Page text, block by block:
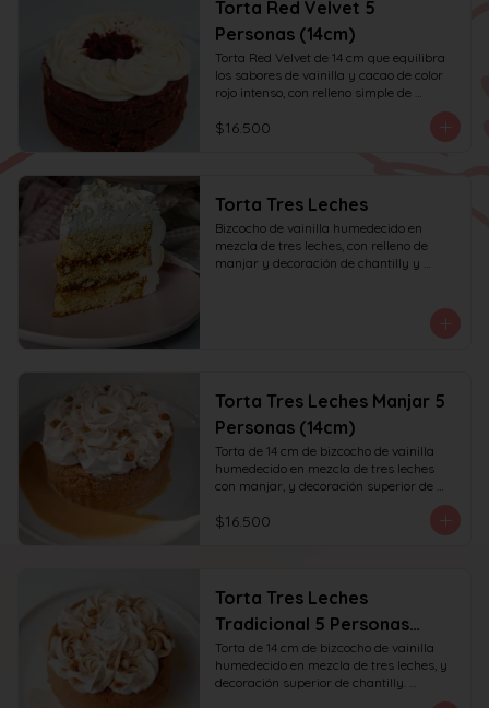
Torta Red Velvet 5
Personas (14cm)
Torta Red Velvet de 14 cm que equilibra
los sabores de vainilla y cacao de color
rojo intenso, con relleno simple de
solo en la parte superior. Recomendada
$16.500
Torta Tres Leches
Bizcocho de vainilla humedecido en
mezcla de tres leches, con relleno de
manjar y decoración de chantilly y
Torta Tres Leches Manjar 5
Personas (14cm)
Torta de 14 cm de bizcocho de vainilla
humedecido en mezcla de tres leches
con manjar, y decoración superior de
chantilly y manjar. recomendada para 6
personas.
$16.500
Torta Tres Leches
Tradicional 5 Personas
(14cm)
Torta de 14 cm de bizcocho de vainilla
humedecido en mezcla de tres leches, y
decoración superior de chantilly.